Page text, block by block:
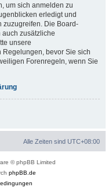
um sich anmelden zu
erledigt und
zuzugreifen. Die Board-
zusätzliche
unsere
bevor Sie sich
Forenregeln, wenn Sie
Alle Zeiten sind UTC+08:00
© phpBB Limited
phpBB.de